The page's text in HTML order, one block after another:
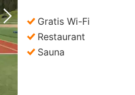
Volgende foto
Gratis Wi-Fi
Restaurant
Sauna